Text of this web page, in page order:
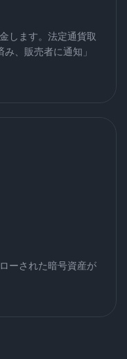
します。法定通貨取
、販売者に通知」
ーされた暗号資産が